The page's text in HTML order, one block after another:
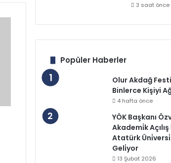
3 saat önce
Popüler Haberler
Olur Akdağ
Binlerce Kişiyi
4 hafta önce
YÖK Başkanı
Akademi̇k
Atatürk
Geli̇yor
13 Şubat 2026